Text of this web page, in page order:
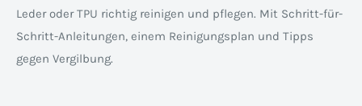
Leder oder TPU richtig reinigen und pflegen. Mit Schritt-für-
Schritt-Anleitungen, einem Reinigungsplan und Tipps
gegen Vergilbung.